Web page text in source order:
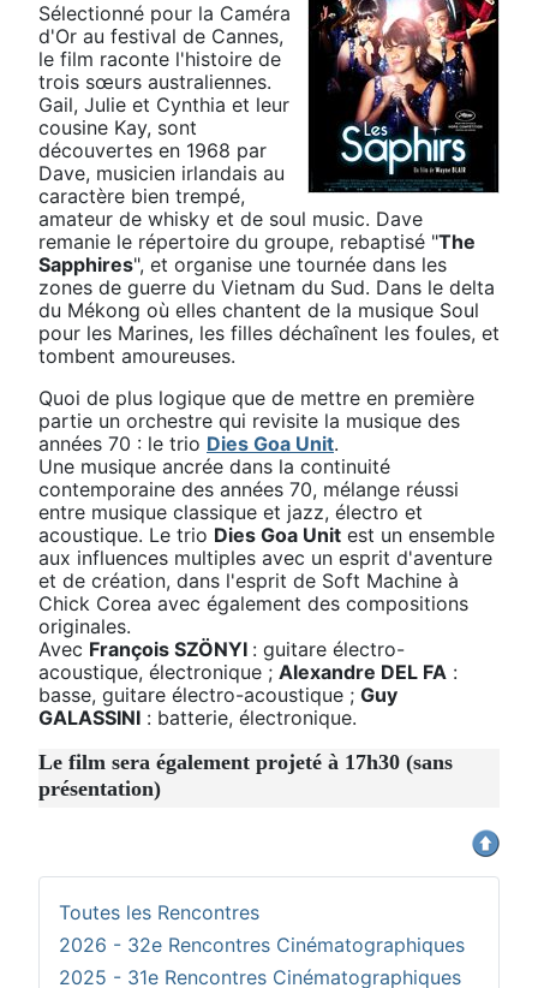
Sélectionné pour la Caméra
d'Or au festival de Cannes,
le film raconte l'histoire de
trois sœurs australiennes.
Gail, Julie et Cynthia et leur
cousine Kay, sont
découvertes en 1968 par
Dave, musicien irlandais au
caractère bien trempé,
amateur de whisky et de soul music. Dave
remanie le répertoire du groupe, rebaptisé "The
Sapphires", et organise une tournée dans les
zones de guerre du Vietnam du Sud. Dans le delta
du Mékong où elles chantent de la musique Soul
pour les Marines, les filles déchaînent les foules, et
tombent amoureuses.
Quoi de plus logique que de mettre en première
partie un orchestre qui revisite la musique des
années 70 : le trio Dies Goa Unit.
Une musique ancrée dans la continuité
contemporaine des années 70, mélange réussi
entre musique classique et jazz, électro et
acoustique. Le trio Dies Goa Unit est un ensemble
aux influences multiples avec un esprit d'aventure
et de création, dans l'esprit de Soft Machine à
Chick Corea avec également des compositions
originales.
Avec François SZÖNYI : guitare électro-
acoustique, électronique ; Alexandre DEL FA :
basse, guitare électro-acoustique ; Guy
GALASSINI : batterie, électronique.
Le film sera également projeté à 17h30 (sans
présentation)
Toutes les Rencontres
2026 - 32e Rencontres Cinématographiques
2025 - 31e Rencontres Cinématographiques